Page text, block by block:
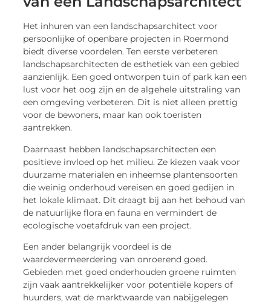
Het inhuren van een landschapsarchitect voor
persoonlijke of openbare projecten in Roermond
biedt diverse voordelen. Ten eerste verbeteren
landschapsarchitecten de esthetiek van een gebied
aanzienlijk. Een goed ontworpen tuin of park kan een
lust voor het oog zijn en de algehele uitstraling van
een omgeving verbeteren. Dit is niet alleen prettig
voor de bewoners, maar kan ook toeristen
aantrekken.
Daarnaast hebben landschapsarchitecten een
positieve invloed op het milieu. Ze kiezen vaak voor
duurzame materialen en inheemse plantensoorten
die weinig onderhoud vereisen en goed gedijen in
het lokale klimaat. Dit draagt bij aan het behoud van
de natuurlijke flora en fauna en vermindert de
ecologische voetafdruk van een project.
Een ander belangrijk voordeel is de
waardevermeerdering van onroerend goed.
Gebieden met goed onderhouden groene ruimten
zijn vaak aantrekkelijker voor potentiële kopers of
huurders, wat de marktwaarde van nabijgelegen